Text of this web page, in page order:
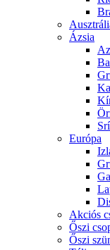
Ázsia
Európa
Akciós
Őszi
Őszi